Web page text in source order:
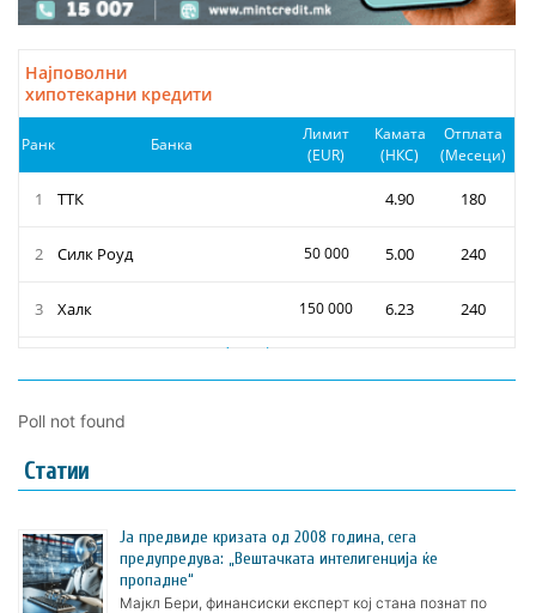
Poll not found
Статии
Ја предвиде кризата од 2008 година, сега
предупредува: „Вештачката интелигенција ќе
пропадне“
Мајкл Бери, финансиски експерт кој стана познат по